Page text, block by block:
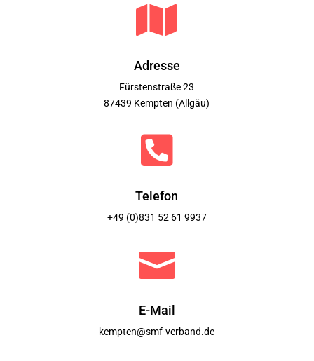

Adresse
Fürstenstraße 23
87439 Kempten (Allgäu)

Telefon
+49 (0)831 52 61 9937

E-Mail
kempten@smf-verband.de